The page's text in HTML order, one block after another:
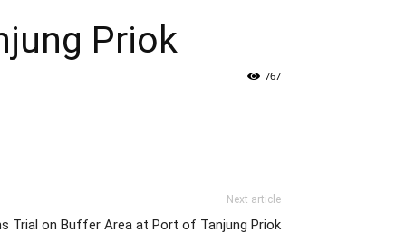
Priok
767
Next article
Trial on Buffer Area at Port of Tanjung Priok